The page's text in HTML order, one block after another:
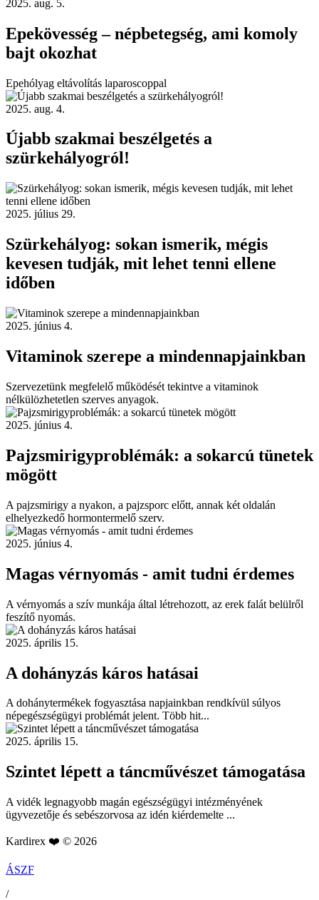
2025. aug. 5.
Epekövesség – népbetegség, ami komoly
bajt okozhat
Epehólyag eltávolítás laparoscoppal
2025. aug. 4.
Újabb szakmai beszélgetés a
szürkehályogról!
2025. július 29.
Szürkehályog: sokan ismerik, mégis
kevesen tudják, mit lehet tenni ellene
időben
2025. június 4.
Vitaminok szerepe a mindennapjainkban
Szervezetünk megfelelő működését tekintve a vitaminok
nélkülözhetetlen szerves anyagok.
2025. június 4.
Pajzsmirigyproblémák: a sokarcú tünetek
mögött
A pajzsmirigy a nyakon, a pajzsporc előtt, annak két oldalán
elhelyezkedő hormontermelő szerv.
2025. június 4.
Magas vérnyomás - amit tudni érdemes
A vérnyomás a szív munkája által létrehozott, az erek falát belülről
feszítő nyomás.
2025. április 15.
A dohányzás káros hatásai
A dohánytermékek fogyasztása napjainkban rendkívül súlyos
népegészségügyi problémát jelent. Több hit...
2025. április 15.
Szintet lépett a táncművészet támogatása
A vidék legnagyobb magán egészségügyi intézményének
ügyvezetője és sebészorvosa az idén kiérdemelte ...
Kardirex ❤️ © 2026
ÁSZF
/